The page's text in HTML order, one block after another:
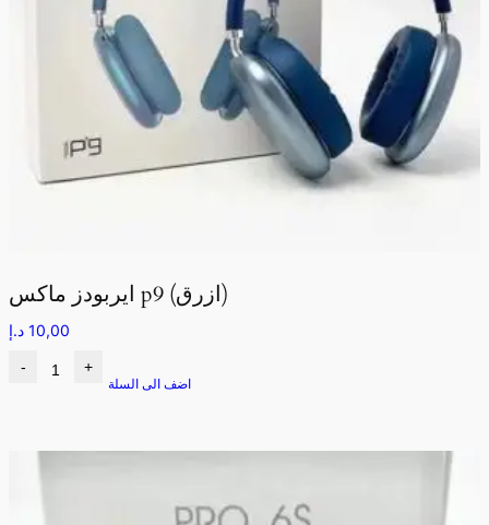
ايربودز ماكس p9 (ازرق)
10,00 د.إ
- +
اضف الى السلة